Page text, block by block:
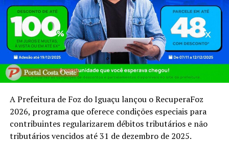
A Prefeitura de Foz do Iguaçu lançou o RecuperaFoz
2026, programa que oferece condições especiais para
contribuintes regularizarem débitos tributários e não
tributários vencidos até 31 de dezembro de 2025.